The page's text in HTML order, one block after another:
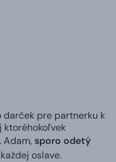
darček pre partnerku k
ktoréhokoľvek
Adam, sporo odetý
oslave.